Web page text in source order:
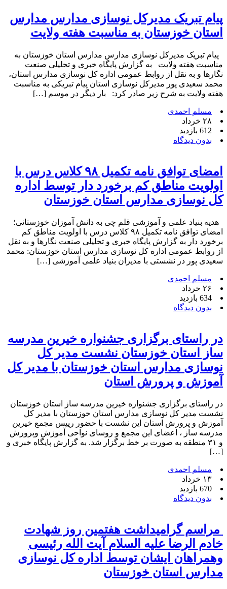
پیام تبریک مدیرکل نوسازی مدارس مدارس
استان خوزستان به مناسبت هفته ولایت
پیام تبریک مدیرکل نوسازی مدارس مدارس استان خوزستان به
مناسبت هفته ولایت به گزارش پایگاه خبری و تحلیلی صنعت
نگارها و به نقل از روابط عمومی اداره کل نوسازی مدارس استان،
محمد سعیدی پور مدیرکل نوسازی استان پیام تبریکی به مناسبت
هفته ولایت به شرح زیر صادر کرد: بار دیگر در موسم […]
مسلم احمدی
۲۸ خرداد
612 بازدید
بدون دیدگاه
امضای توافق نامه تکمیل ۹۸ کلاس درس با
اولویت مناطق کم برخورد دار توسط اداره
کل نوسازی مدارس استان خوزستان
هدیه بنیاد علمی و آموزشی قلم چی به دانش آموزان خوزستانی؛
امضای توافق نامه تکمیل ۹۸ کلاس درس با اولویت مناطق کم
برخورد دار به گزارش پایگاه خبری و تحلیلی صنعت نگارها و به نقل
از روابط عمومی اداره کل نوسازی مدارس استان خوزستان: محمد
سعیدی پور در نشستی با مدیران بنیاد علمی آموزشی […]
مسلم احمدی
۲۶ خرداد
634 بازدید
بدون دیدگاه
در راستای برگزاری جشنواره خیرین مدرسه
ساز استان خوزستان نشست مدیر کل
نوسازی مدارس استان خوزستان با مدیر کل
آموزش و پرورش استان
در راستای برگزاری جشنواره خیرین مدرسه ساز استان خوزستان
نشست مدیر کل نوسازی مدارس استان خوزستان با مدیر کل
آموزش و پرورش استان این نشست با حضور رییس مجمع خیرین
مدرسه ساز ، اعضای این مجمع و روسای نواحی آموزش و‌پرورش
و ۳۱ منطقه به صورت بر خط برگزار شد. به گزارش پایگاه خبری و
[…]
مسلم احمدی
۱۳ خرداد
670 بازدید
بدون دیدگاه
مراسم گرامیداشت هفتمین روز شهادت
خادم الرضا علیه السلام آیت الله رئیسی
وهمراهان ایشان توسط اداره کل نوسازی
مدارس استان خوزستان